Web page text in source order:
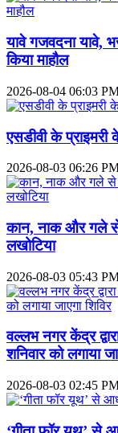
यावे गजवदना यावे,
किया माहौल
2026-08-04 06:03
एसडीवी के
2026-08-03 06:26
कान, नाक और गले से
लखोटिया
2026-08-03 05:43
वल्लभ नगर केंद्र
शनिवार को लगाया
2026-08-03 02:45